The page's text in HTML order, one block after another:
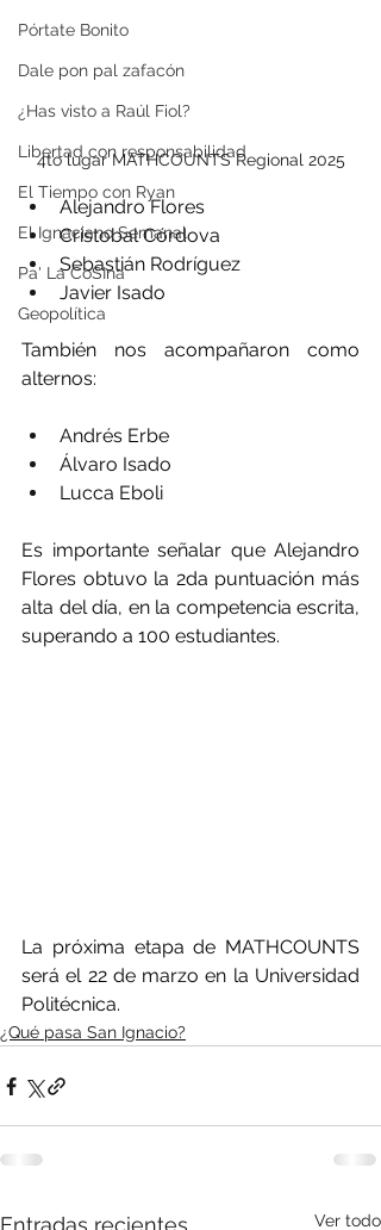
Pórtate Bonito
Dale pon pal zafacón
¿Has visto a Raúl Fiol?
Libertad con responsabilidad
El Tiempo con Ryan
El Ignaciano Semanal
Pa' La CoSIna
Geopolítica
4to lugar MATHCOUNTS Regional 2025
Alejandro Flores
Cristobal Córdova
Sebastián Rodríguez
Javier Isado
También nos acompañaron como
alternos:
Andrés Erbe
Álvaro Isado
Lucca Eboli
Es importante señalar que Alejandro
Flores obtuvo la 2da puntuación más
alta del día, en la competencia escrita,
superando a 100 estudiantes.
La próxima etapa de MATHCOUNTS
será el 22 de marzo en la Universidad
Politécnica.
¿Qué pasa San Ignacio?
Ver todo